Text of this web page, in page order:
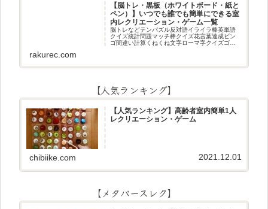
【脳トレ・黒板（ホワイトボード・紙と
ペン）】いつでも誰でも簡単にできる室
内レクリエーション・ゲーム一覧
脳トレなどテンパズル反対語イライラ棒英単語
クイズ統計問題マッチ棒クイズ花言葉達成ビン
ゴ間違い計算くねくね文字ローマ字クイズゴロ
rakurec.com
【人気ランキング】
【人気ランキング】高齢者室内簡単1人
レクリエーション・ゲーム
chibiike.com 2021.12.01
【メタバースレク】